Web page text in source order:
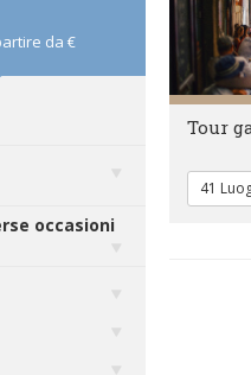
salute
vento
fantasia
Pernottamenti
da€
occasioni
Tour
41